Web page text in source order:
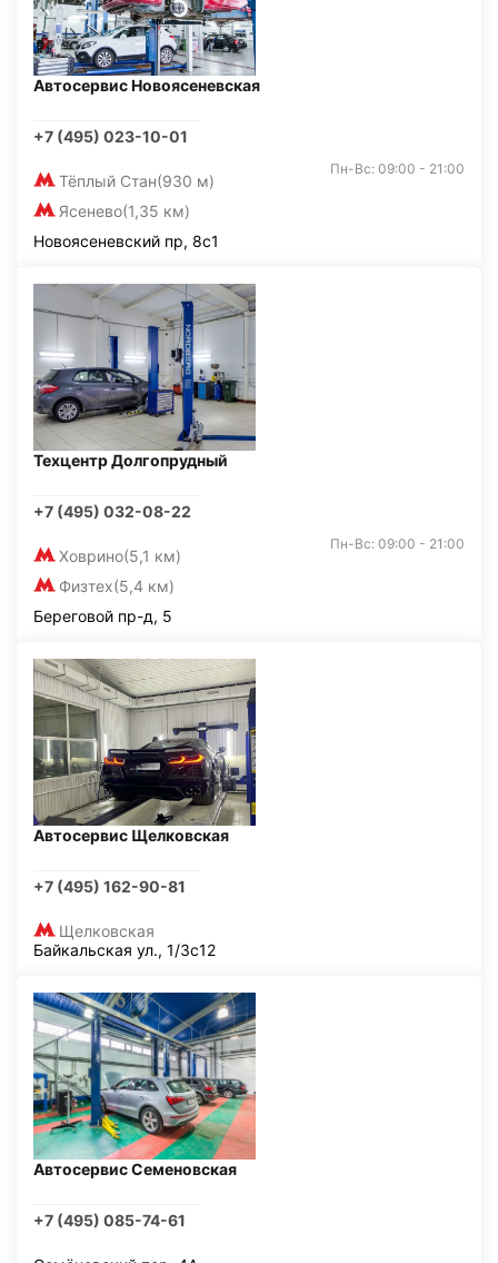
Автосервис Новоясеневская
+7 (495) 023-10-01
Тёплый Стан(930 м)
Ясенево(1,35 км)
Пн-Вс: 09:00 - 21:00
Новоясеневский пр, 8с1
Техцентр Долгопрудный
+7 (495) 032-08-22
Ховрино(5,1 км)
Физтех(5,4 км)
Пн-Вс: 09:00 - 21:00
Береговой пр-д, 5
Автосервис Щелковская
+7 (495) 162-90-81
Щелковская
Байкальская ул., 1/3с12
Автосервис Семеновская
+7 (495) 085-74-61